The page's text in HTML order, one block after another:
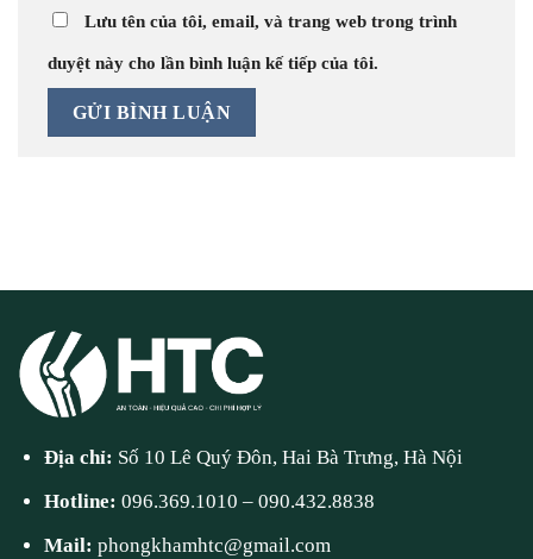
Lưu tên của tôi, email, và trang web trong trình
duyệt này cho lần bình luận kế tiếp của tôi.
Địa chỉ: Số 10 Lê Quý Đôn, Hai Bà Trưng, Hà Nội
Hotline:096.369.1010 –090.432.8838
Mail:phongkhamhtc@gmail.com